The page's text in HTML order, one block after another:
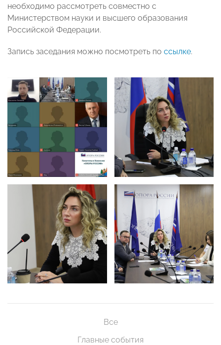
необходимо рассмотреть совместно с
Министерством науки и высшего образования
Российской Федерации.
Запись заседания можно посмотреть по ссылке.
Все
Главные события